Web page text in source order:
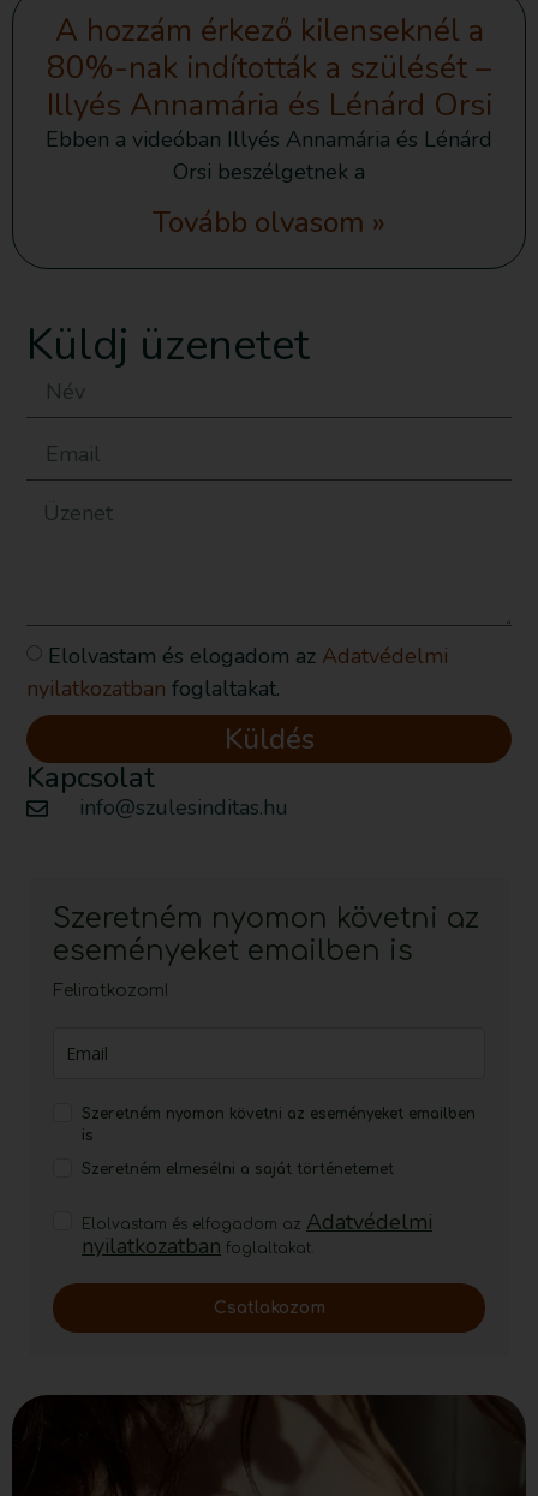
A hozzám érkező kilenseknél a
80%-nak indították a szülését –
Illyés Annamária és Lénárd Orsi
Ebben a videóban Illyés Annamária és Lénárd
Orsi beszélgetnek a
Tovább olvasom »
Küldj üzenetet
Elolvastam és elogadom az Adatvédelmi
nyilatkozatban foglaltakat.
Küldés
Kapcsolat
info@szulesinditas.hu
Szeretném nyomon követni az
eseményeket emailben is
Feliratkozom!
Szeretném nyomon követni az eseményeket emailben
is
Szeretném elmesélni a saját történetemet
Elolvastam és elfogadom az Adatvédelmi
nyilatkozatban foglaltakat.
Csatlakozom